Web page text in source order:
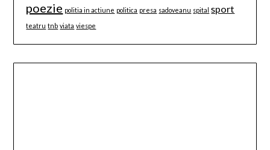
poezie politia in actiune politica presa sadoveanu spital sport
teatru tnb viata viespe